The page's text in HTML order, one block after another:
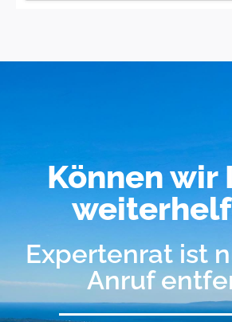
Können wir
Expertenrat ist
Anruf